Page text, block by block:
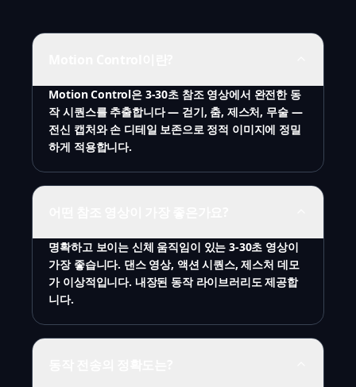
Motion Control은 3-30초 참조 영상에서 완전한 동
작 시퀀스를 추출합니다 — 걷기, 춤, 제스처, 무술 —
전신 캡처와 손 디테일 보존으로 정적 이미지에 정밀
하게 적용합니다.
명확하고 보이는 신체 움직임이 있는 3-30초 영상이
가장 좋습니다. 댄스 영상, 액션 시퀀스, 제스처 데모
가 이상적입니다. 내장된 동작 라이브러리도 제공합
니다.